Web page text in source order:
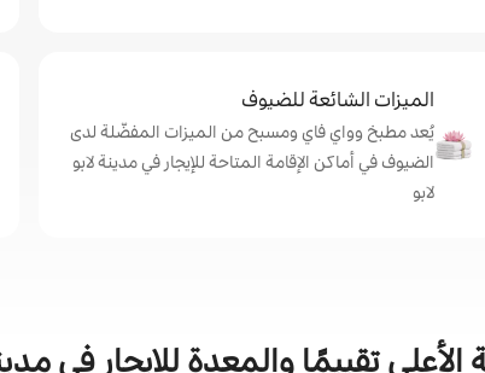
الميزات الشائعة للضيوف
يُعد مطبخ وواي فاي ومسبح من الميزات المفضّلة لدى
الضيوف في أماكن الإقامة المتاحة للإيجار في مدينة لابو
لابو
تقييمًا والمعدة للإيجار في